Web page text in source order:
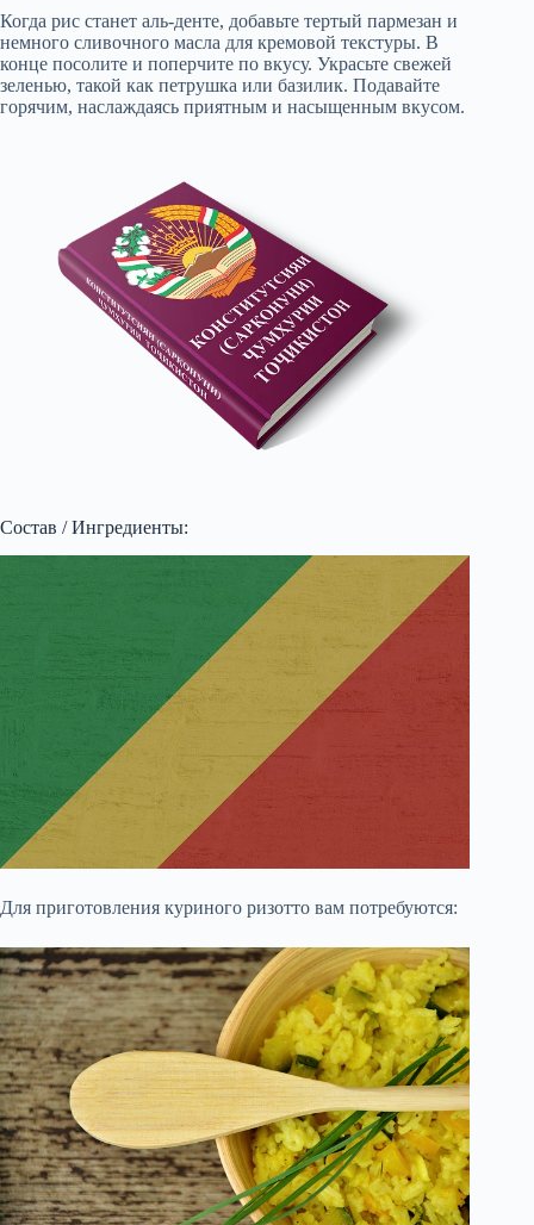
Когда рис станет аль-денте, добавьте тертый пармезан и
немного сливочного масла для кремовой текстуры. В
конце посолите и поперчите по вкусу. Украсьте свежей
зеленью, такой как петрушка или базилик. Подавайте
горячим, наслаждаясь приятным и насыщенным вкусом.
Состав / Ингредиенты:
Для приготовления куриного ризотто вам потребуются: